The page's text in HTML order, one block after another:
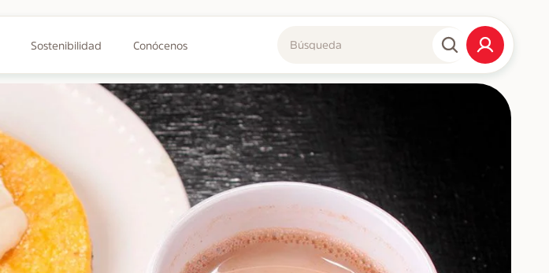
Sostenibilidad Conócenos